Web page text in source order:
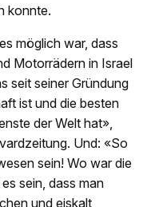
konnte.
möglich war, dass
Motorrädern in Israel
seit seiner Gründung
ist und die besten
der Welt hat»,
Und: «So
sein! Wo war die
sein, dass man
und eiskalt